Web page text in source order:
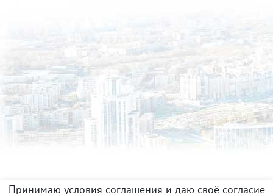
Принимаю условия соглашения и даю своё согласие